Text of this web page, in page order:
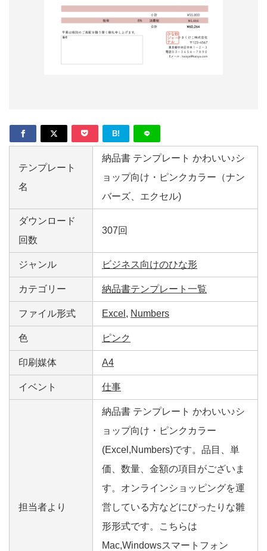
B!
テンプレート
名
納品書 テンプレート かわいい♪シ
ョップ向け・ピンクカラー（ナン
バーズ、エクセル)
ダウンロード
回数
307回
ジャンル ビジネス向けのひな形
カテゴリー 納品書テンプレート一覧
ファイル形式 Excel , Numbers
色 ピンク
印刷媒体 A4
イベント 仕事
担当者より
納品書 テンプレート かわいい♪シ
ョップ向け・ピンクカラー
(Excel,Numbers)です。品目、単
価、数量、金額の項目がございま
す。オンラインショッピングを運
営している方などにぴったりな雛
形形式です。こちらは
Mac,Windowsスマートフォン